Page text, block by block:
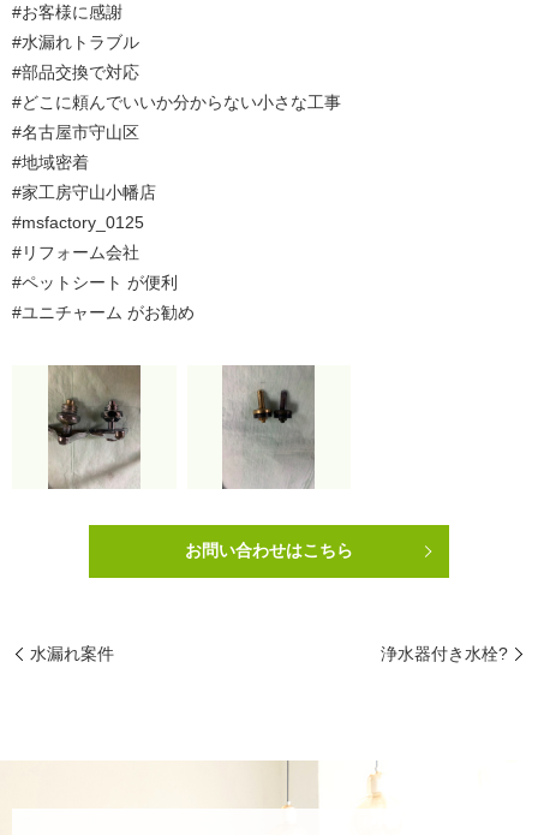
#お客様に感謝
#水漏れトラブル
#部品交換で対応
#どこに頼んでいいか分からない小さな工事
#名古屋市守山区
#地域密着
#家工房守山小幡店
#msfactory_0125
#リフォーム会社
#ペットシート が便利
#ユニチャーム がお勧め
お問い合わせはこちら
水漏れ案件 浄水器付き水栓?